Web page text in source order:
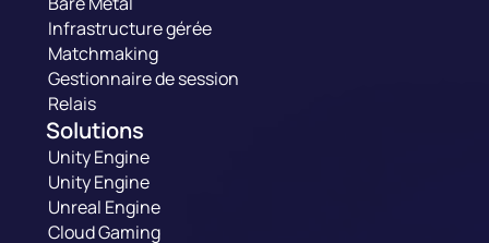
Infrastructure gérée
Matchmaking
Gestionnaire de session
Relais
Solutions
Unity Engine
Unity Engine
Unreal Engine
Cloud Gaming